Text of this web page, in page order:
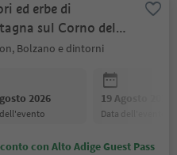
ed erbe di
sul Corno del
- escursione
Bolzano e dintorni
2026
dell'evento
19 Agosto 2026
data dell'evento
con Alto Adige Guest Pass